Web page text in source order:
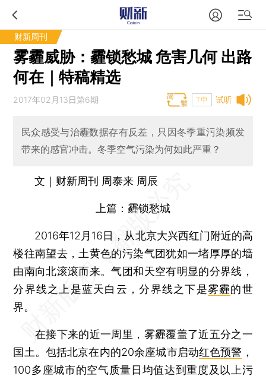
财新周刊
雾霾威胁：霾锁愁城 危害几何 出路
何在｜特稿精选
试听
2017年02月13日第6期 T中
民众感受与治霾数据存有反差，只因冬季重污染频发
带来的感官冲击。冬季空气污染为何如此严重？
文｜财新周刊 周泰来 周辰
上篇：霾锁愁城
2016年12月16日，从北京大兴西红门附近的高
楼往南望去，土黄色的污染气团犹如一堵厚厚的墙
由南向北滚滚而来。气团和天空有明显的分界线，
分界线之上是蓝天白云，分界线之下是雾霾的世
界。
在接下来的近一周里，雾霾覆盖了近五分之一
国土。包括北京在内的20余座城市启动红色预警 ，
100多座城市的空气质量日均值达到重度及以上污